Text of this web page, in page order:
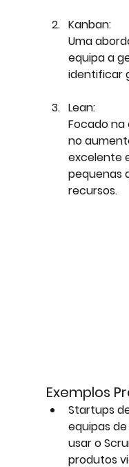
Kanban:
Uma
equipa a
identificar
Lean:
Focado
no
excelente
pequenas
recursos.
Exemplos
Startups
equipas
usar o
produtos